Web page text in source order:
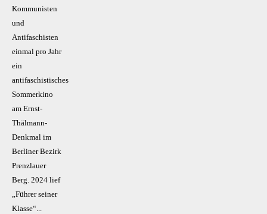
Kommunisten
und
Antifaschisten
einmal pro Jahr
ein
antifaschistisches
Sommerkino
am Ernst-
Thälmann-
Denkmal im
Berliner Bezirk
Prenzlauer
Berg. 2024 lief
„Führer seiner
Klasse“...